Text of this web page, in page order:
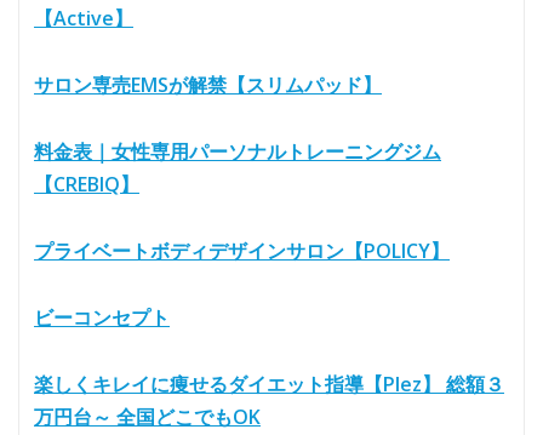
【Active】
サロン専売EMSが解禁【スリムパッド】
料金表｜女性専用パーソナルトレーニングジム
【CREBIQ】
プライベートボディデザインサロン【POLICY】
ビーコンセプト
楽しくキレイに痩せるダイエット指導【Plez】 総額３
万円台～ 全国どこでもOK